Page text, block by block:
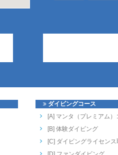
ダイビングコース
[A] マンタ（プレミアム）
[B] 体験ダイビング
[C] ダイビングライセンス